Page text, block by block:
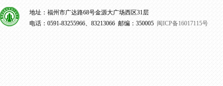
地址：福州市广达路68号金源大广场西区31层
电话：0591-83255966、83213066 邮编：350005 闽ICP备16017115号